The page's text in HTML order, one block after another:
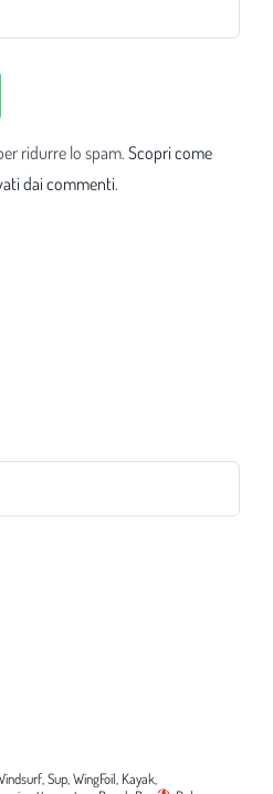
ridurre lo spam. Scopri come
dai commenti.
Sup, WingFoil, Kayak,